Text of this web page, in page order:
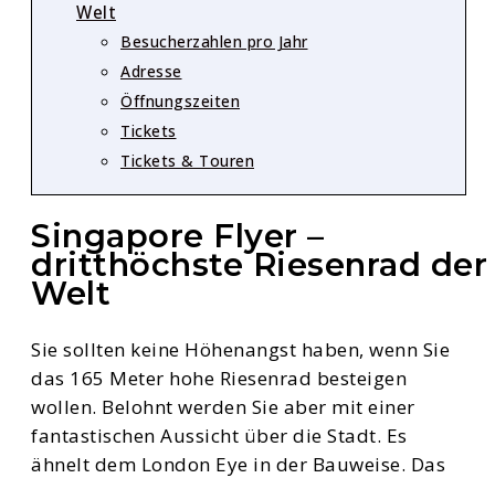
Welt
Besucherzahlen pro Jahr
Adresse
Öffnungszeiten
Tickets
Tickets & Touren
Singapore Flyer –
dritthöchste Riesenrad der
Welt
Sie sollten keine Höhenangst haben, wenn Sie
das 165 Meter hohe Riesenrad besteigen
wollen. Belohnt werden Sie aber mit einer
fantastischen Aussicht über die Stadt. Es
ähnelt dem London Eye in der Bauweise. Das